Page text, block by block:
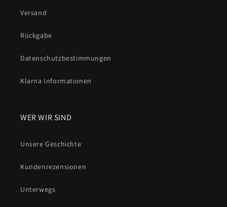
Versand
Rückgabe
Datenschutzbestimmungen
Klarna Informationen
WER WIR SIND
Unsere Geschichte
Kundenrezensionen
Unterwegs